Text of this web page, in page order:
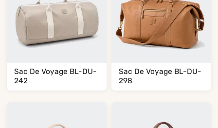
Sac De Voyage BL-DU-
242
Sac De Voyage BL-DU-
298